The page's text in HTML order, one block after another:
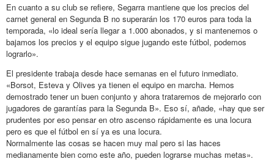
En cuanto a su club se refiere, Segarra mantiene que los precios del
carnet general en Segunda B no superarán los 170 euros para toda la
temporada, «lo ideal sería llegar a 1.000 abonados, y si mantenemos o
bajamos los precios y el equipo sigue jugando este fútbol, podemos
lograrlo».
El presidente trabaja desde hace semanas en el futuro inmediato.
«Borsot, Esteva y Olives ya tienen el equipo en marcha. Hemos
demostrado tener un buen conjunto y ahora trataremos de mejorarlo con
jugadores de garantías para la Segunda B». Eso sí, añade, «hay que ser
prudentes por eso pensar en otro ascenso rápidamente es una locura
pero es que el fútbol en sí ya es una locura.
Normalmente las cosas se hacen muy mal pero si las haces
medianamente bien como este año, pueden lograrse muchas metas».